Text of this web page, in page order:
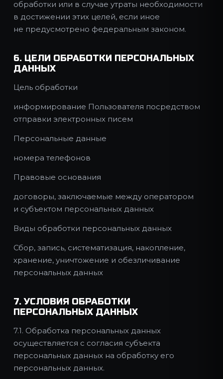
обработки или в случае утраты необходимости
в достижении этих целей, если иное
не предусмотрено федеральным законом.
6. ЦЕЛИ ОБРАБОТКИ ПЕРСОНАЛЬНЫХ
ДАННЫХ
Цель обработки
информирование Пользователя посредством
отправки электронных писем
Персональные данные
номера телефонов
Правовые основания
договоры, заключаемые между оператором
и субъектом персональных данных
Виды обработки персональных данных
Сбор, запись, систематизация, накопление,
хранение, уничтожение и обезличивание
персональных данных
7. УСЛОВИЯ ОБРАБОТКИ
ПЕРСОНАЛЬНЫХ ДАННЫХ
7.1. Обработка персональных данных
осуществляется с согласия субъекта
персональных данных на обработку его
персональных данных.